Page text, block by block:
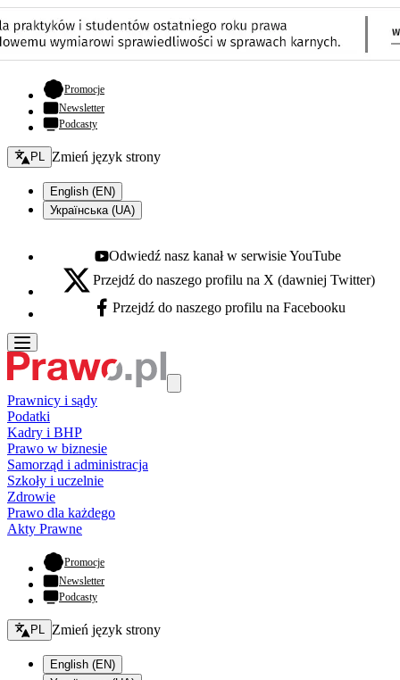
Promocje- otwiera się w nowej karcie
Newsletter
Podcasty
Zmień język - bieżący:
PL Zmień język strony
English (EN)
Українська (UA)
Youtube - otwiera się w nowej karcie
Odwiedź nasz kanał w serwisie YouTube
X - otwiera się w nowej karcie
Przejdź do naszego profilu na X (dawniej Twitter)
Facebook - otwiera się w nowej karcie
Przejdź do naszego profilu na Facebooku
Prawnicy i sądy
Podatki
Kadry i BHP
Prawo w biznesie
Samorząd i administracja
Szkoły i uczelnie
Zdrowie
Prawo dla każdego
Akty Prawne
Promocje- otwiera się w nowej karcie
Newsletter
Podcasty
Zmień język - bieżący:
PL Zmień język strony
English (EN)